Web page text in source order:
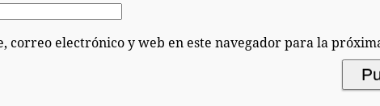
correo electrónico y web en este navegador para la